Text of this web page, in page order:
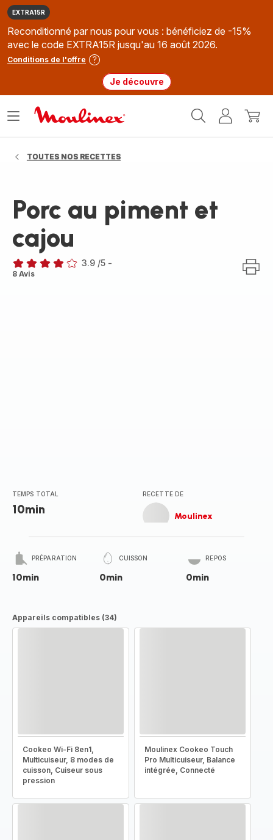
EXTRA15R
Reconditionné par nous pour vous : bénéficiez de -15%
avec le code EXTRA15R jusqu'au 16 août 2026.
Conditions de l'offre
Je découvre
MonMon
Ouvrir
TOUTES NOS RECETTES
Porc au piment et
cajou
ratings.3.9
3.9 /5 -
8 Avis
TEMPS TOTAL
10min
RECETTE DE
Moulinex
PRÉPARATION
10min
CUISSON
0min
REPOS
0min
Appareils compatibles (34)
Cookeo Wi-Fi 8en1,
Multicuiseur, 8 modes de
cuisson, Cuiseur sous
pression
Moulinex Cookeo Touch
Pro Multicuiseur, Balance
intégrée, Connecté